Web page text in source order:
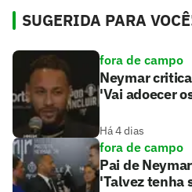
SUGERIDA PARA
fora de campo
Neymar
'Vai adoecer
Há 4 dias
fora de campo
Pai de
'Talvez tenha